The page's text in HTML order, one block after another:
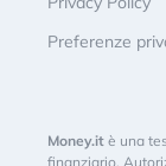
Preferenze
Money.it è una
finanziario.